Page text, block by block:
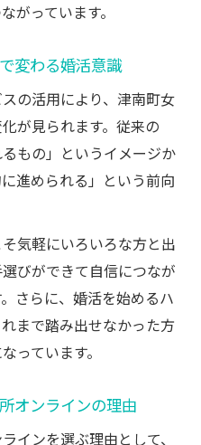
がっています。
変わる婚活意識
の活用により、津南町女
が見られます。従来の
もの」というイメージか
進められる」という前向
気軽にいろいろな方と出
びができて自信につなが
さらに、婚活を始めるハ
まで踏み出せなかった方
っています。
オンラインの理由